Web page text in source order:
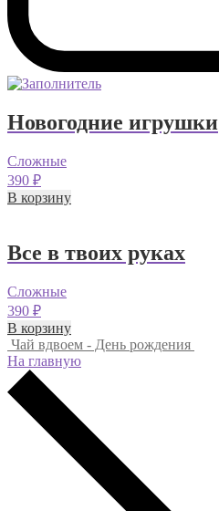
Новогодние игрушки
Сложные
390 ₽
В корзину
Все в твоих руках
Сложные
390 ₽
В корзину
Чай вдвоем - День рождения
На главную